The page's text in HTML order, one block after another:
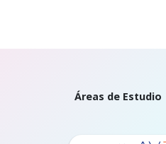
Áreas de Estudio